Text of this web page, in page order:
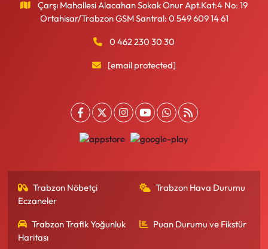
Çarşı Mahallesi Alacahan Sokak Onur Apt.Kat:4 No: 19
Ortahisar/Trabzon GSM Santral: 0 549 609 14 61
0 462 230 30 30
[email protected]
Trabzon Nöbetçi
Eczaneler
Trabzon Hava Durumu
Trabzon Trafik Yoğunluk
Haritası
Puan Durumu ve Fikstür